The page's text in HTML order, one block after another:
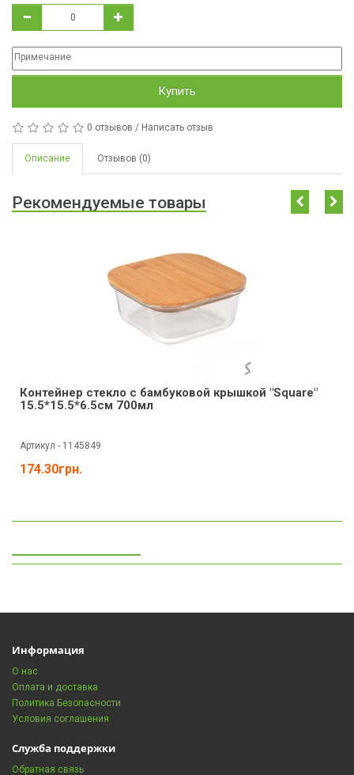
Купить
0 отзывов / Написать отзыв
Описание Отзывов (0)
Рекомендуемые товары
Контейнер стекло с бамбуковой крышкой "Square"
15.5*15.5*6.5см 700мл
Артикул - 1145849
174.30грн.
Информация
О нас
Оплата и доставка
Политика Безопасности
Условия соглашения
Служба поддержки
Обратная связь